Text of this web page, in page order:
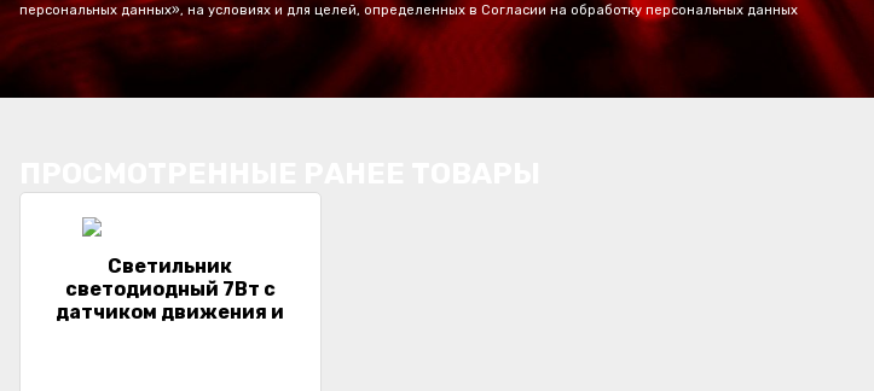
персональных данных», на условиях и для целей, определенных в Согласии на обработку персональных данных
Светильник
светодиодный 7Вт с
датчиком движения и